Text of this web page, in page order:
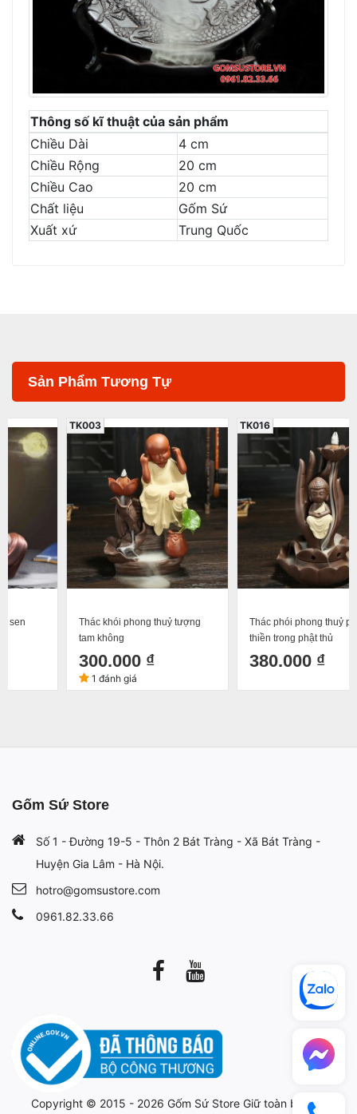
Thông số kĩ thuật của sản phẩm
Chiều Dài
4 cm
Chiều Rộng
20 cm
Chiều Cao
20 cm
Chất liệu
Gốm Sứ
Xuất xứ
Trung Quốc
Sản Phẩm Tương Tự
Thác khói phong thuỷ tượng
300.000 ₫
TK003
1 đánh giá
Thác phói phong thuỷ phật
thiền trong phật thủ
380.000 ₫
TK016
Gốm Sứ Store
Số 1 - Đường 19-5 - Thôn 2 Bát Tràng - Xã Bát Tràng -
Huyện Gia Lâm - Hà Nội.
hotro@gomsustore.com
0961.82.33.66
Copyright © 2015 - 2026 Gốm Sứ StoreGiữ toàn bộ bản